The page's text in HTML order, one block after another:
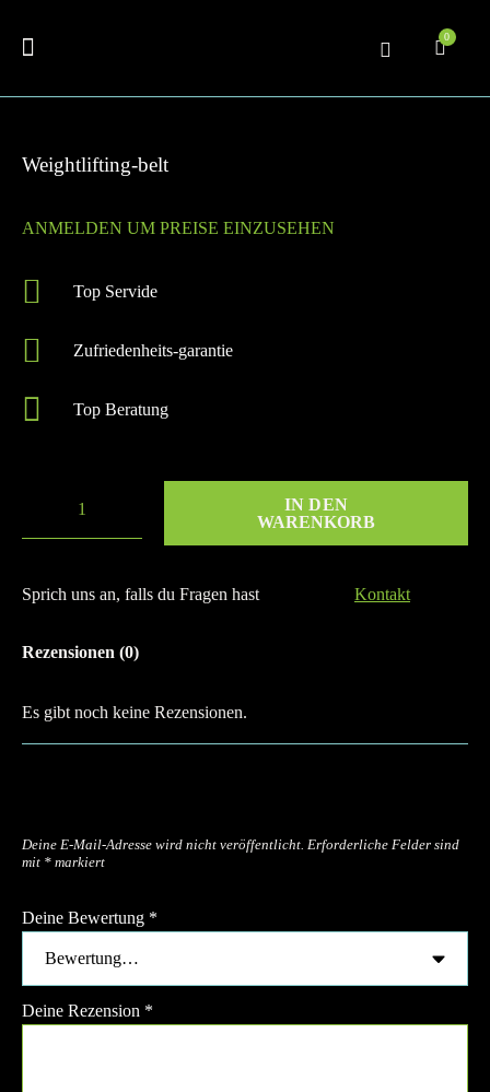
0
Weightlifting-belt
ANMELDEN UM PREISE EINZUSEHEN
Top Servide
Zufriedenheits-garantie
Top Beratung
IN DEN
WARENKORB
Sprich uns an, falls du Fragen hast Kontakt
Rezensionen (0)
Es gibt noch keine Rezensionen.
Deine E-Mail-Adresse wird nicht veröffentlicht. Erforderliche Felder sind
mit * markiert
Deine Bewertung *
Deine Rezension *